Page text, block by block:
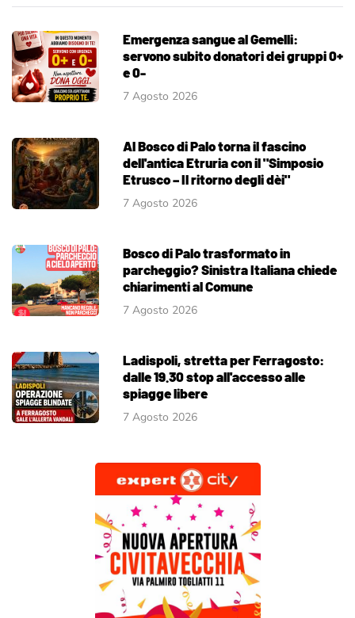
Emergenza sangue al Gemelli:
servono subito donatori dei gruppi 0+
e 0-
7 Agosto 2026
Al Bosco di Palo torna il fascino
dell'antica Etruria con il "Simposio
Etrusco – Il ritorno degli dèi"
7 Agosto 2026
Bosco di Palo trasformato in
parcheggio? Sinistra Italiana chiede
chiarimenti al Comune
7 Agosto 2026
Ladispoli, stretta per Ferragosto:
dalle 19.30 stop all'accesso alle
spiagge libere
7 Agosto 2026